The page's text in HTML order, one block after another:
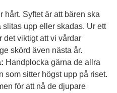
hårt. Syftet är att bären ska
slitas upp eller skadas. Ur ett
det viktigt att vi vårdar
skörd även nästa år.
Handplocka gärna de allra
som sitter högst upp på riset.
för att nå de djupare